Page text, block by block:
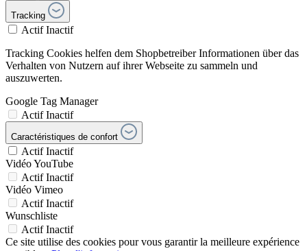
Tracking
Actif Inactif
Tracking Cookies helfen dem Shopbetreiber Informationen über das
Verhalten von Nutzern auf ihrer Webseite zu sammeln und
auszuwerten.
Google Tag Manager
Actif Inactif
Caractéristiques de confort
Actif Inactif
Vidéo YouTube
Actif Inactif
Vidéo Vimeo
Actif Inactif
Wunschliste
Actif Inactif
Ce site utilise des cookies pour vous garantir la meilleure expérience